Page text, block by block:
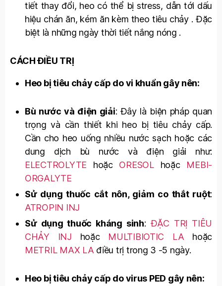
tiết thay đổi, heo có thể bị stress, dẫn tới dấu
hiệu chán ăn, kém ăn kèm theo tiêu chảy . Đặc
biệt là những ngày thời tiết nắng nóng .
CÁCH ĐIỀU TRỊ
Heo bị tiêu chảy cấp do vi khuẩn gây nên:
Bù nước và điện giải: Đây là biện pháp quan
trọng và cần thiết khi heo bị tiêu chảy cấp.
Cần cho heo uống nhiều nước sạch hoặc các
dung dịch bù nước và điện giải như:
ELECTROLYTE hoặc ORESOLhoặc MEBI-
ORGALYTE
Sử dụng thuốc cắt nôn, giảm co thắt ruột:
ATROPIN INJ
Sử dụng thuốc kháng sinh: ĐẶC TRỊ TIÊU
CHẢY INJ hoặc MULTIBIOTIC LA hoặc
METRIL MAX LA điều trị trong 3 -5 ngày.
Heo bị tiêu chảy cấp do virus PED gây nên: